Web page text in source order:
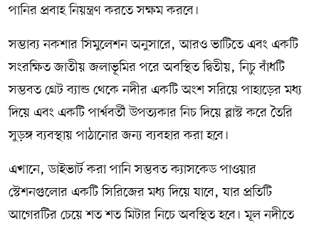
পানির প্রবাহ নিয়ন্ত্রণ করতে সক্ষম করবে।
সম্ভাব্য নকশার সিমুলেশন অনুসারে, আরও ভাটিতে এবং একটি
সংরক্ষিত জাতীয় জলাভূমির পরে অবস্থিত দ্বিতীয়, নিচু বাঁধটি
সম্ভবত গ্রেট ব্যান্ড থেকে নদীর একটি অংশ সরিয়ে পাহাড়ের মধ্য
দিয়ে এবং একটি পার্শ্ববর্তী উপত্যকার নিচ দিয়ে ব্লাস্ট করে তৈরি
সুড়ঙ্গ ব্যবস্থায় পাঠানোর জন্য ব্যবহার করা হবে।
এখানে, ডাইভার্ট করা পানি সম্ভবত ক্যাসকেড পাওয়ার
স্টেশনগুলোর একটি সিরিজের মধ্য দিয়ে যাবে, যার প্রতিটি
আগেরটির চেয়ে শত শত মিটার নিচে অবস্থিত হবে। মূল নদীতে